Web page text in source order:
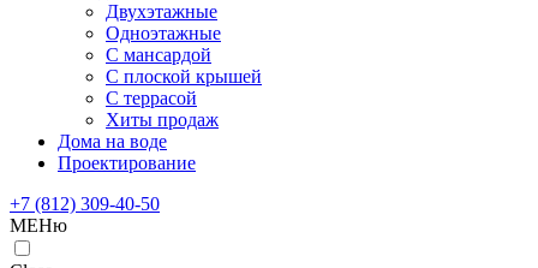
Двухэтажные
Одноэтажные
С мансардой
С плоской крышей
С террасой
Хиты продаж
Дома на воде
Проектирование
+7 (812) 309-40-50
МЕНю